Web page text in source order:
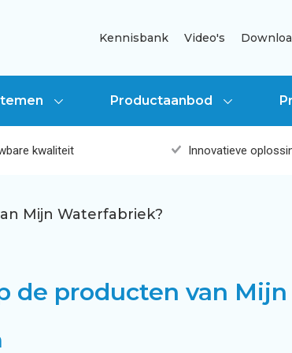
Kennisbank Video's
Kosten
Grijswatersysteem
Productaanbod
Regenwatersystemen
kwaliteit Innovatieve
Mijn Waterfabriek?
de producten van